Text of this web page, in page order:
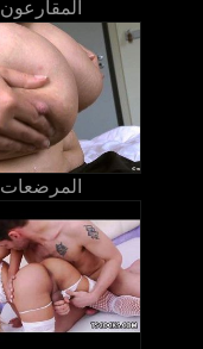
المقارعون
المرضعات